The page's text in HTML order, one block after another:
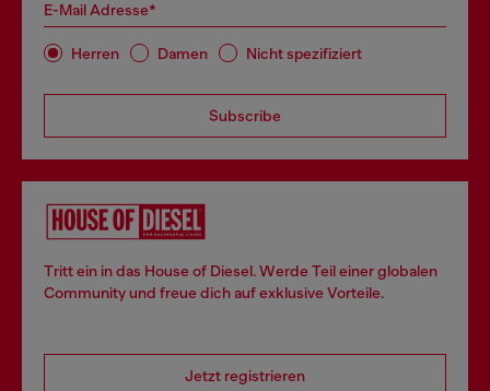
E-Mail Adresse*
Herren Damen Nicht spezifiziert
Subscribe
Tritt ein in das House of Diesel. Werde Teil einer globalen
Community und freue dich auf exklusive Vorteile.
Jetzt registrieren